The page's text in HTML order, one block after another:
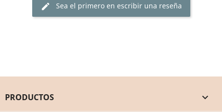
edit Sea el primero en escribir una reseña
PRODUCTOS 